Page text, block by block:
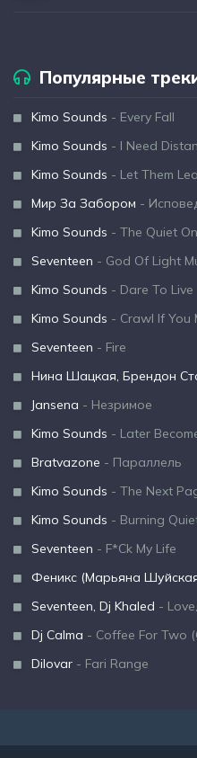
Популярные
Kimo Sounds - Every Fall
Kimo Sounds - I Need
Kimo Sounds - Let Them
Мир За Забором -
Kimo Sounds - The Quiet
Seventeen - God Of Light
Kimo Sounds - Dare To Live
Kimo Sounds - Crawl If You
Seventeen - Fire
Нина Шацкая, Брендон
Jansena - Незримое
Kimo Sounds - Later
Bratvazone - Параллель
Kimo Sounds - The Next
Kimo Sounds - Burning
Seventeen - F*Ck My Life
Феникс (Марьяна
Seventeen, Dj Khaled -
Dj Calma - Coffee For Two
Dilovar - Fari Range